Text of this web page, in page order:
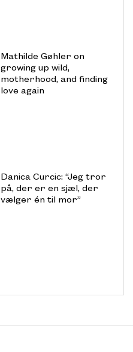
Mathilde Gøhler on
growing up wild,
motherhood, and finding
love again
Danica Curcic: “Jeg tror
på, der er en sjæl, der
vælger én til mor”